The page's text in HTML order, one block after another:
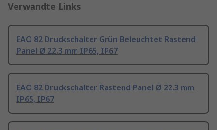
Verwandte Links
EAO 82 Druckschalter Grün Beleuchtet Rastend
Panel Ø 22.3 mm IP65, IP67
EAO 82 Druckschalter Rastend Panel Ø 22.3 mm
IP65, IP67